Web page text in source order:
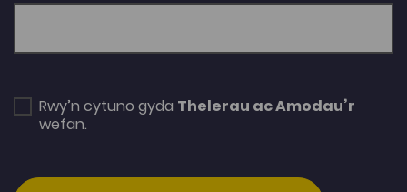
Rwy’n cytuno gyda Thelerau ac Amodau’r
wefan.